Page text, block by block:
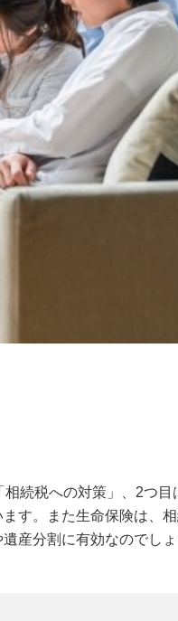
続税への対策」、2つ
す。また生命保険は、
産分割に有効なのでし